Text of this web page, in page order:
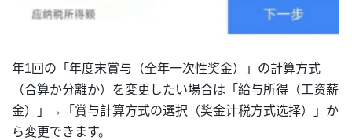
年1回の「年度末賞与（全年一次性奖金）」の計算方式
（合算か分離か）を変更したい場合は「給与所得（工资薪
金）」→「賞与計算方式の選択（奖金计税方式选择）」か
ら変更できます。